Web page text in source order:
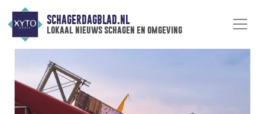
SCHAGERDAGBLAD.NL
lokaal nieuws schagen en omgeving